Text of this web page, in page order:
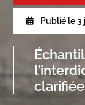
Publié le 3
clarifiée